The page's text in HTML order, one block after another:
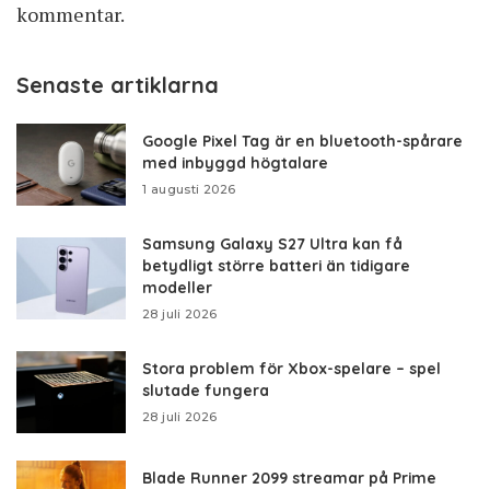
kommentar.
Senaste artiklarna
Google Pixel Tag är en bluetooth-spårare
med inbyggd högtalare
1 augusti 2026
Samsung Galaxy S27 Ultra kan få
betydligt större batteri än tidigare
modeller
28 juli 2026
Stora problem för Xbox-spelare – spel
slutade fungera
28 juli 2026
Blade Runner 2099 streamar på Prime